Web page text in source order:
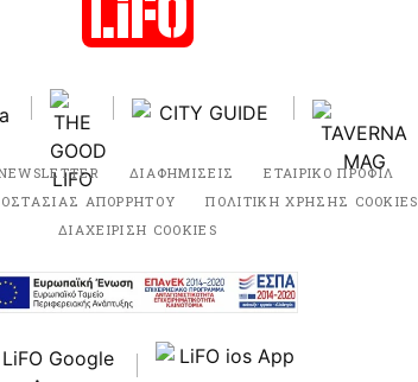
ΔΙΑΦΗΜΙΣΕΙΣ ΕΤΑΙΡΙΚΟ ΠΡΟΦΙΛ
ΑΠΟΡΡΗΤΟΥ
ΠΟΛΙΤΙΚΗ ΧΡΗΣΗΣ COOKIES
ΔΙΑΧΕΙΡΙΣΗ COOKIES